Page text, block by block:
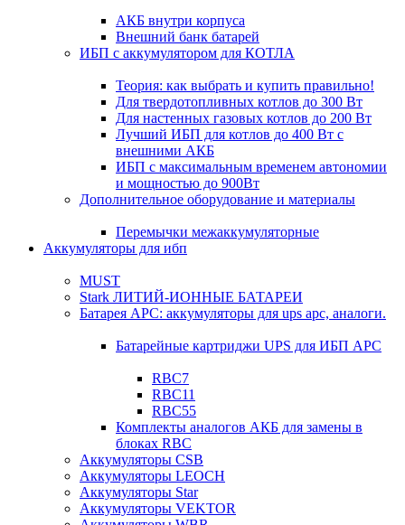
АКБ внутри корпуса
Внешний банк батарей
ИБП с аккумулятором для КОТЛА
Теория: как выбрать и купить правильно!
Для твердотопливных котлов до 300 Вт
Для настенных газовых котлов до 200 Вт
Лучший ИБП для котлов до 400 Вт с
внешними АКБ
ИБП с максимальным временем автономии
и мощностью до 900Вт
Дополнительное оборудование и материалы
Перемычки межаккумуляторные
Аккумуляторы для ибп
MUST
Stark ЛИТИЙ-ИОННЫЕ БАТАРЕИ
Батарея APC: аккумуляторы для ups apc, аналоги.
Батарейные картриджи UPS для ИБП APC
RBC7
RBC11
RBC55
Комплекты аналогов АКБ для замены в
блоках RBC
Аккумуляторы CSB
Аккумуляторы LEOCH
Аккумуляторы Star
Аккумуляторы VEKTOR